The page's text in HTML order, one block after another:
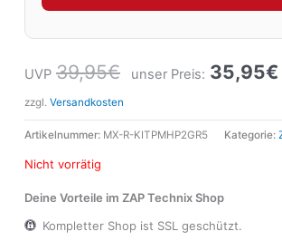
UVP 39,95€ unser Preis: 35,95€
zzgl. Versandkosten
Artikelnummer: MX-R-KITPMHP2GR5 Kategorie:
Nicht vorrätig
Deine Vorteile im ZAP Technix Shop
Kompletter Shop ist SSL geschützt.